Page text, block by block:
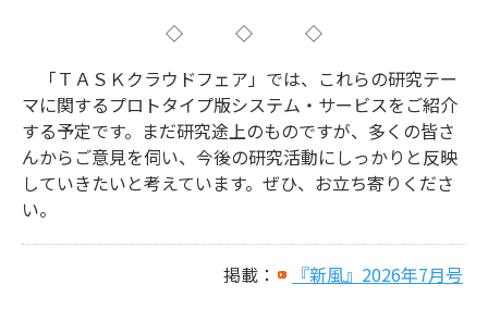
◇ ◇ ◇
「ＴＡＳＫクラウドフェア」では、これらの研究テー
マに関するプロトタイプ版システム・サービスをご紹介
する予定です。まだ研究途上のものですが、多くの皆さ
んからご意見を伺い、今後の研究活動にしっかりと反映
していきたいと考えています。ぜひ、お立ち寄りくださ
い。
掲載： 『新風』2026年7月号